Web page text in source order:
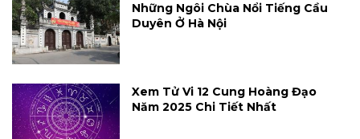
Những Ngôi Chùa Nổi Tiếng Cầu
Duyên Ở Hà Nội
Xem Tử Vi 12 Cung Hoàng Đạo
Năm 2025 Chi Tiết Nhất